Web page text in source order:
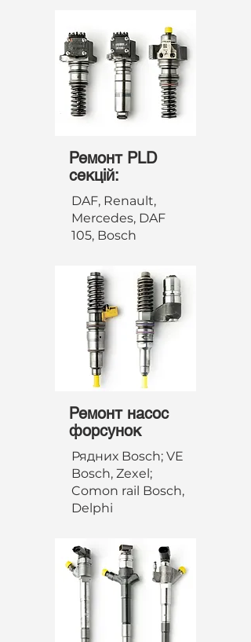
Ремонт PLD
секцій:
DAF, Renault,
Mercedes, DAF
105, Bosch
Ремонт насос
форсунок
Рядних Bosch; VE
Bosch, Zexel;
Comon rail Bosch,
Delphi